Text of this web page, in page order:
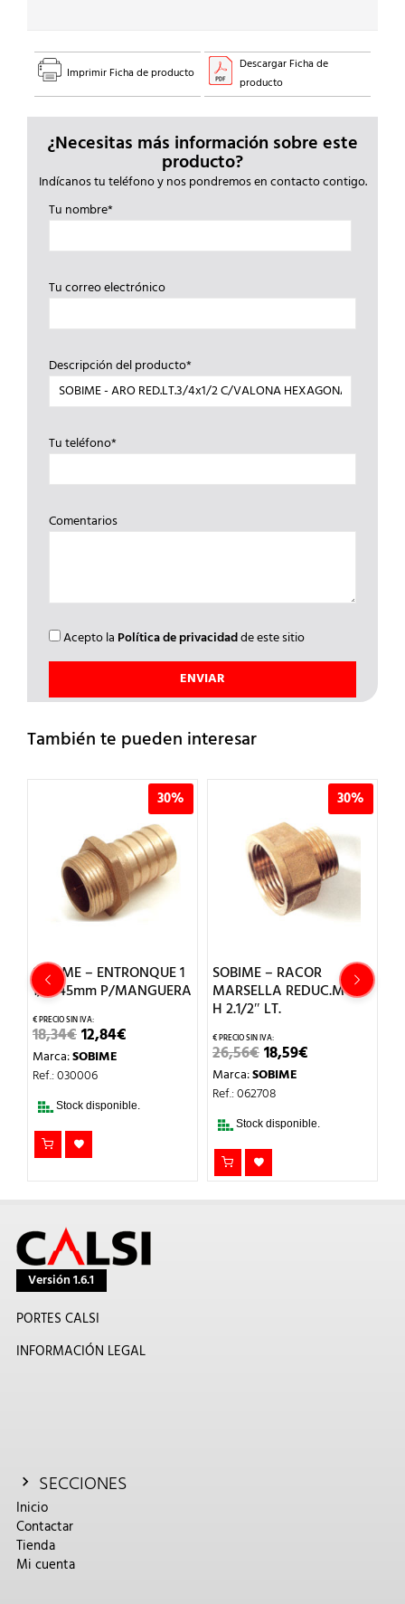
Imprimir Ficha de producto
Descargar Ficha de
producto
¿Necesitas más información sobre este
producto?
Indícanos tu teléfono y nos pondremos en contacto contigo.
Tu nombre*
Tu correo electrónico
Descripción del producto*
Tu teléfono*
Comentarios
Acepto la Política de privacidadde este sitio
También te pueden interesar
30%
SOBIME – ENTRONQUE 1
1/2x45mm P/MANGUERA
18,34€EL
PRECIO
ORIGINAL
ERA:
12,84€
Marca:SOBIME
Ref.: 030006
Stock disponible.
30%
SOBIME – RACOR
MARSELLA REDUC.M 2″
H 2.1/2″ LT.
26,56€EL
PRECIO
ORIGINAL
ERA:
18,59€
Marca:SOBIME
Ref.: 062708
Stock disponible.
Versión 1.6.1
PORTES CALSI
INFORMACIÓN LEGAL
SECCIONES
Inicio
Contactar
Tienda
Mi cuenta